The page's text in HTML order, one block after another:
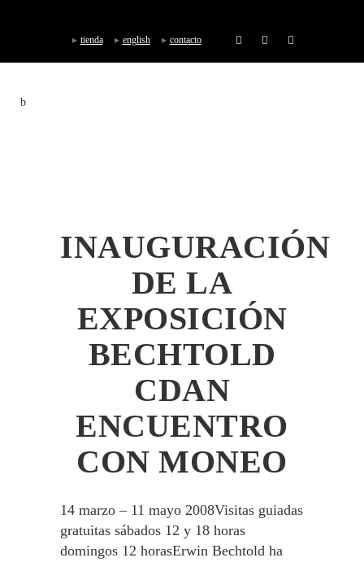
tienda english contacto
INAUGURACIÓN
DE LA
EXPOSICIÓN
BECHTOLD
CDAN
ENCUENTRO
CON MONEO
14 marzo – 11 mayo 2008Visitas guiadas
gratuitas sábados 12 y 18 horas
domingos 12 horasErwin Bechtold ha